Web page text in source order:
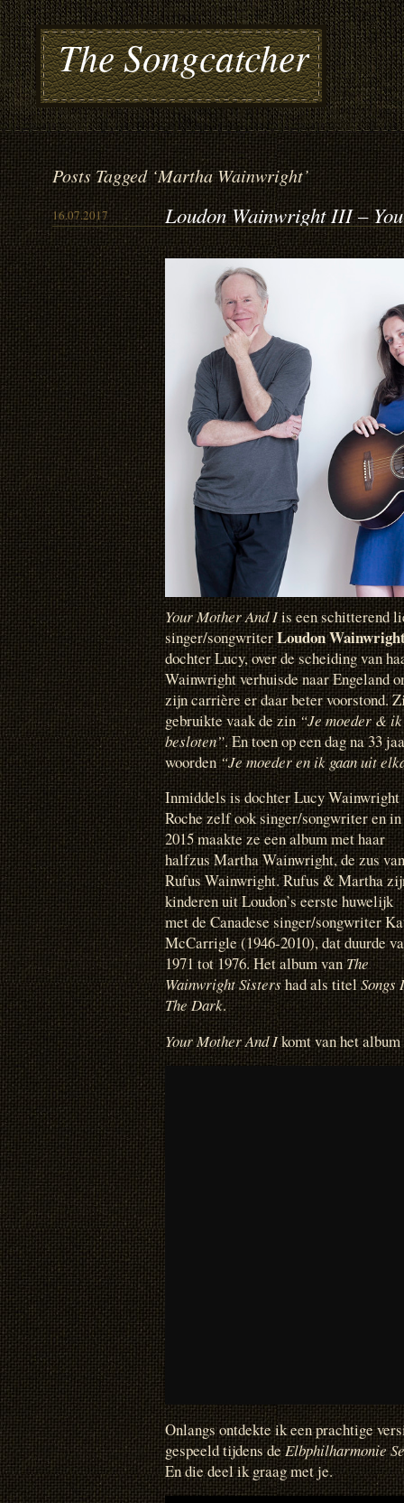
The Songcatcher
Posts Tagged ‘Martha Wainwright’
16.07.2017 Loudon Wainwright III –
Your Mother And Iis een schitterend
singer/songwriterLoudon
dochter Lucy, over de scheiding van
Wainwright verhuisde naar Engeland
zijn carrière er daar beter voorstond.
gebruikte vaak de zin“Je moeder &
besloten”. En toen op een dag na 33
woorden“Je moeder en ik gaan uit
Inmiddels is dochter Lucy Wainwright
Roche zelf ook singer/songwriter en in
2015 maakte ze een album met haar
halfzus Martha Wainwright, de zus van
Rufus Wainwright. Rufus & Martha
kinderen uit Loudon’s eerste huwelijk
met de Canadese singer/songwriter
McCarrigle (1946-2010), dat duurde
1971 tot 1976. Het album vanThe
Wainwright Sistershad als titelSongs
The Dark.
Your Mother And Ikomt van het album
Onlangs ontdekte ik een prachtige
gespeeld tijdens deElbphilharmonie
En die deel ik graag met je.